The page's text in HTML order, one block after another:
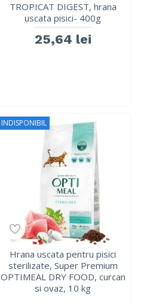
TROPICAT DIGEST, hrana
uscata pisici- 400g
25,64 lei
INDISPONIBIL
Hrana uscata pentru pisici
sterilizate, Super Premium
OPTIMEAL DRY FOOD, curcan
si ovaz, 10 kg